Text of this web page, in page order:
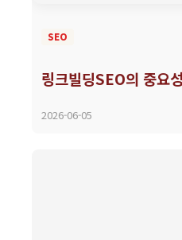
SEO
링크빌딩SEO의 중요
2026-06-05